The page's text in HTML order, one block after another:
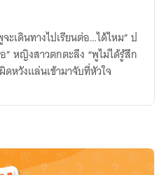
ะเดินทางไปเรียนต่อ…ได้ไหม” ป
หญิงสาวตกตะลึง “พูไม่ได้รู้สึก
หวังแล่นเข้ามาจับที่หัวใจ